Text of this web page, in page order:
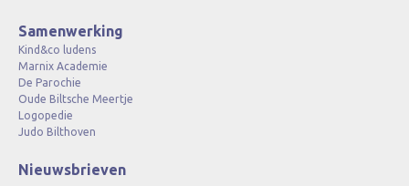
Samenwerking
Kind&co ludens
Marnix Academie
De Parochie
Oude Biltsche Meertje
Logopedie
Judo Bilthoven
Nieuwsbrieven